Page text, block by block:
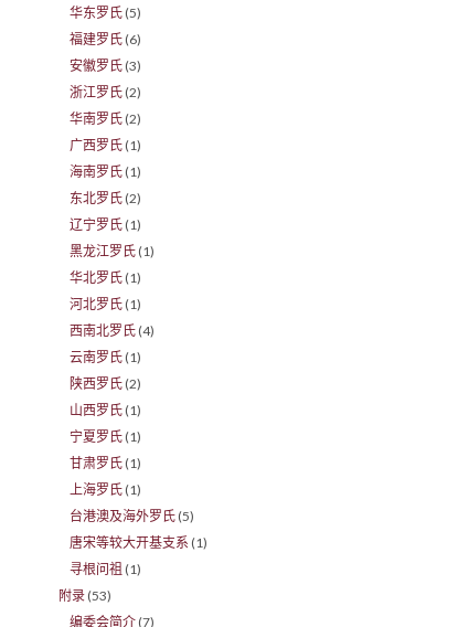
华东罗氏 (5)
福建罗氏 (6)
安徽罗氏 (3)
浙江罗氏 (2)
华南罗氏 (2)
广西罗氏 (1)
海南罗氏 (1)
东北罗氏 (2)
辽宁罗氏 (1)
黑龙江罗氏 (1)
华北罗氏 (1)
河北罗氏 (1)
西南北罗氏 (4)
云南罗氏 (1)
陕西罗氏 (2)
山西罗氏 (1)
宁夏罗氏 (1)
甘肃罗氏 (1)
上海罗氏 (1)
台港澳及海外罗氏 (5)
唐宋等较大开基支系 (1)
寻根问祖 (1)
附录 (53)
编委会简介 (7)